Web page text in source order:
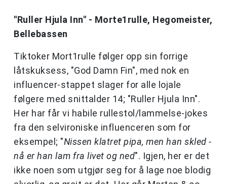
"Ruller Hjula Inn" - Morte1rulle, Hegomeister,
Bellebassen
Tiktoker Mort1rulle følger opp sin forrige
låtskuksess, "God Damn Fin", med nok en
influencer-stappet slager for alle lojale
følgere med snittalder 14; "Ruller Hjula Inn".
Her har får vi habile rullestol/lammelse-jokes
fra den selvironiske influenceren som for
eksempel; "Nissen klatret pipa, men han skled -
nå er han lam fra livet og ned". Igjen, her er det
ikke noen som utgjør seg for å lage noe blodig